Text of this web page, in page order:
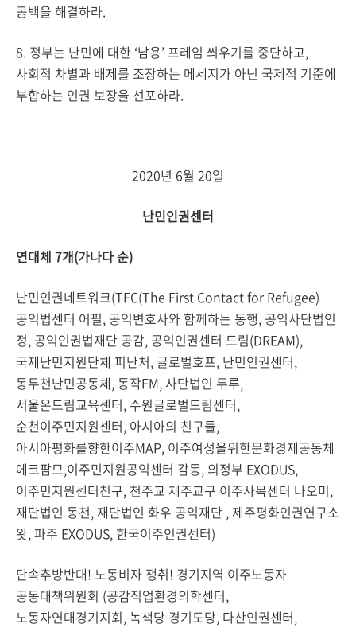
공백을 해결하라.
8. 정부는 난민에 대한 ‘남용’ 프레임 씌우기를 중단하고,
사회적 차별과 배제를 조장하는 메세지가 아닌 국제적 기준에
부합하는 인권 보장을 선포하라.
2020년 6월 20일
난민인권센터
연대체 7개(가나다 순)
난민인권네트워크(TFC(The First Contact for Refugee)
공익법센터 어필, 공익변호사와 함께하는 동행, 공익사단법인
정, 공익인권법재단 공감, 공익인권센터 드림(DREAM),
국제난민지원단체 피난처, 글로벌호프, 난민인권센터,
동두천난민공동체, 동작FM, 사단법인 두루,
서울온드림교육센터, 수원글로벌드림센터,
순천이주민지원센터, 아시아의 친구들,
아시아평화를향한이주MAP, 이주여성을위한문화경제공동체
에코팜므,이주민지원공익센터 감동, 의정부 EXODUS,
이주민지원센터친구, 천주교 제주교구 이주사목센터 나오미,
재단법인 동천, 재단법인 화우 공익재단 , 제주평화인권연구소
왓, 파주 EXODUS, 한국이주인권센터)
단속추방반대! 노동비자 쟁취! 경기지역 이주노동자
공동대책위원회 (공감직업환경의학센터,
노동자연대경기지회, 녹색당 경기도당, 다산인권센터,